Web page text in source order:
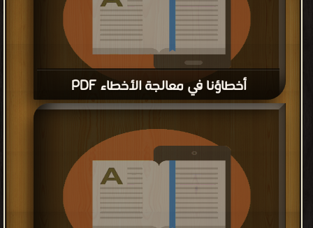
أخطاؤنا في معالجة الأخطاء PDF
قراءة و تحميل كتاب أخطاؤنا في معالجة الأخطاء PDF مجانا